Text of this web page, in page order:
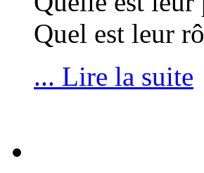
Quel est leur
... Lire la suite